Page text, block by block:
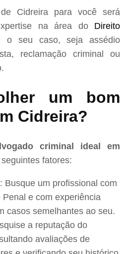
Cidreira para você será
na área do Direito
o seu caso, seja assédio
reclamação criminal ou
um bom
Cidreira?
criminal ideal em
fatores:
Busque um profissional com
e com experiência
casos semelhantes ao seu.
a reputação do
avaliações de